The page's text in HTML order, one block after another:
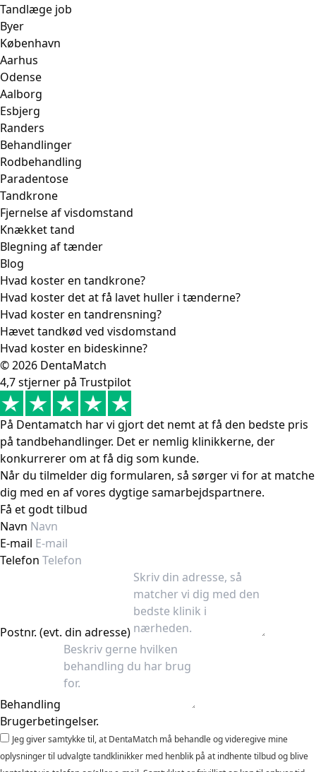
Tandlæge job
Byer
København
Aarhus
Odense
Aalborg
Esbjerg
Randers
Behandlinger
Rodbehandling
Paradentose
Tandkrone
Fjernelse af visdomstand
Knækket tand
Blegning af tænder
Blog
Hvad koster en tandkrone?
Hvad koster det at få lavet huller i tænderne?
Hvad koster en tandrensning?
Hævet tandkød ved visdomstand
Hvad koster en bideskinne?
© 2026 DentaMatch
4,7 stjerner på Trustpilot
På Dentamatch har vi gjort det nemt at få den bedste pris
på tandbehandlinger. Det er nemlig klinikkerne, der
konkurrerer om at få dig som kunde.
Når du tilmelder dig formularen, så sørger vi for at matche
dig med en af vores dygtige samarbejdspartnere.
Få et godt tilbud
Navn
E-mail
Telefon
Postnr. (evt. din adresse)
Behandling
Brugerbetingelser.
Jeg giver samtykke til, at DentaMatch må behandle og videregive mine
oplysninger til udvalgte tandklinikker med henblik på at indhente tilbud og blive